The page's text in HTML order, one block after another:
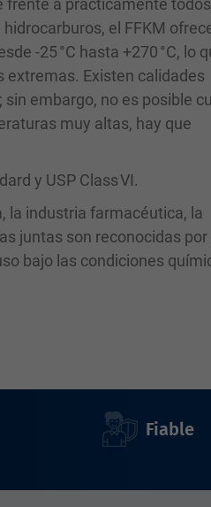
frente a prácticamente
el FFKM
-25 °C hasta +270 °C, lo
extremas. Existen calidades
sin embargo, no es posible
muy altas, hay que
y USP Class VI.
la industria farmacéutica, la
juntas son reconocidas por
bajo las condiciones
Fiable